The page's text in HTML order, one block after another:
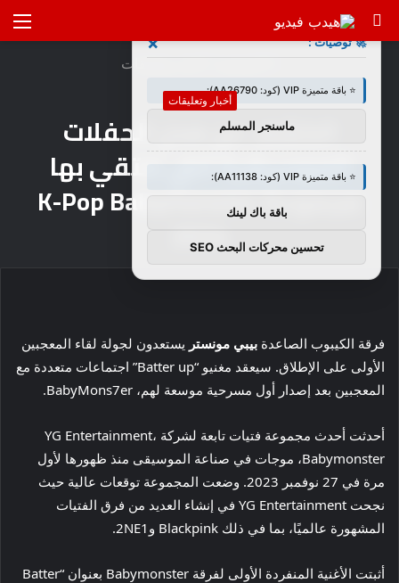
بحث
عن
الرئيسية/أخبار وتعليقات
أخبار وتعليقات
الكشف عن مدن الحفلات
الموسيقية التي تلتقي بها
مجموعة K-Pop Babymonster
2024
فرقة الكيبوب الصاعدة بيبي مونستر يستعدون لجولة لقاء المعجبين
الأولى على الإطلاق. سيعقد مغنيو “Batter up” اجتماعات متعددة مع
المعجبين بعد إصدار أول مسرحية موسعة لهم، BabyMons7er.
أحدثت أحدث مجموعة فتيات تابعة لشركة YG Entertainment،
Babymonster، موجات في صناعة الموسيقى منذ ظهورها لأول
مرة في 27 نوفمبر 2023. وضعت المجموعة توقعات عالية حيث
نجحت YG Entertainment في إنشاء العديد من فرق الفتيات
المشهورة عالميًا، بما في ذلك Blackpink و2NE1.
أثبتت الأغنية المنفردة الأولى لفرقة Babymonster بعنوان “Batter
🚀 توصيات : ×
⭐ باقة متميزة VIP (كود: AA26790):
ماسنجر المسلم
⭐ باقة متميزة VIP (كود: AA11138):
باقة باك لينك
تحسين محركات البحث SEO